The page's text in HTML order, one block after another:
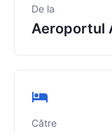
De la
Aeroportul
Către